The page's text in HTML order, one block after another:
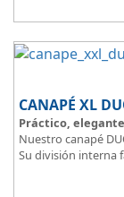
CANAPÉ XL
Práctico,
Nuestro canapé
Su división interna
distribuir mucho
Asegura la